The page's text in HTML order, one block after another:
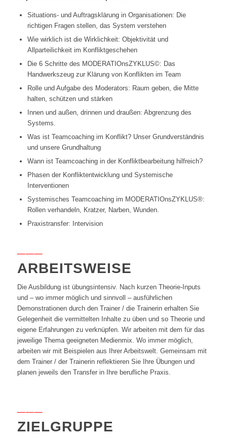
Situations- und Auftragsklärung in Organisationen: Die
richtigen Fragen stellen, das System verstehen
Wie wirklich ist die Wirklichkeit: Objektivität und
Allparteilichkeit im Konfliktgeschehen
Die 6 Schritte des MODERATIOnsZYKLUS©: Das
Handwerkszeug zur Klärung von Konflikten im Team
Rolle und Aufgabe des Moderators: Raum geben, die Mitte
halten, schützen und stärken
Innen und außen, drinnen und draußen: Abgrenzung des
Systems.
Was ist Teamcoaching im Konflikt? Unser Grundverständnis
und unsere Grundhaltung
Wann ist Teamcoaching in der Konfliktbearbeitung hilfreich?
Phasen der Konfliktentwicklung und Systemische
Interventionen
Systemisches Teamcoaching im MODERATIOnsZYKLUS®:
Rollen verhandeln, Kratzer, Narben, Wunden.
Praxistransfer: Intervision
ARBEITSWEISE
Die Ausbildung ist übungsintensiv. Nach kurzen Theorie-Inputs
und – wo immer möglich und sinnvoll – ausführlichen
Demonstrationen durch den Trainer / die Trainerin erhalten Sie
Gelegenheit die vermittelten Inhalte zu üben und so Theorie und
eigene Erfahrungen zu verknüpfen. Wir arbeiten mit dem für das
jeweilige Thema geeigneten Medienmix. Wo immer möglich,
arbeiten wir mit Beispielen aus Ihrer Arbeitswelt. Gemeinsam mit
dem Trainer / der Trainerin reflektieren Sie Ihre Übungen und
planen jeweils den Transfer in Ihre berufliche Praxis.
ZIELGRUPPE